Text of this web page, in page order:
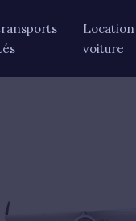
Location
voiture